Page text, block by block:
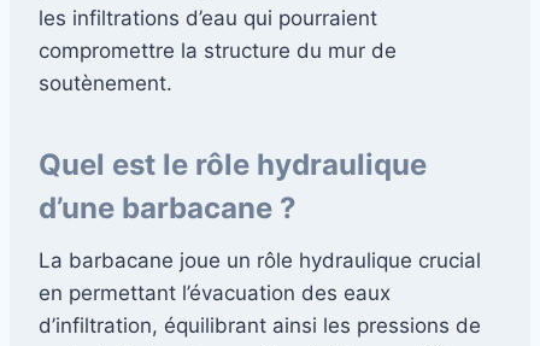
les infiltrations d’eau qui pourraient
compromettre la structure du mur de
soutènement.
Quel est le rôle hydraulique
d’une barbacane ?
La barbacane joue un rôle hydraulique crucial
en permettant l’évacuation des eaux
d’infiltration, équilibrant ainsi les pressions de